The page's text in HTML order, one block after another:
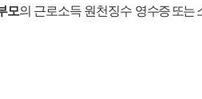
모의 근로소득 원천징수 영수증 또는